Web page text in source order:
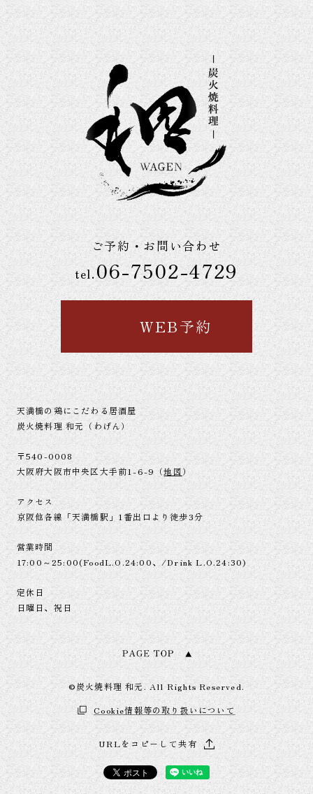
ご予約・お問い合わせ
tel.06-7502-4729
WEB予約
天満橋の鶏にこだわる居酒屋
炭火焼料理 和元（わげん）
〒540-0008
大阪府大阪市中央区大手前1-6-9（地図）
アクセス
京阪他各線「天満橋駅」1番出口より徒歩3分
営業時間
17:00～25:00(FoodL.O.24:00、/Drink L.O.24:30)
定休日
日曜日、祝日
©炭火焼料理 和元. All Rights Reserved.
Cookie情報等の取り扱いについて
URLをコピーして共有